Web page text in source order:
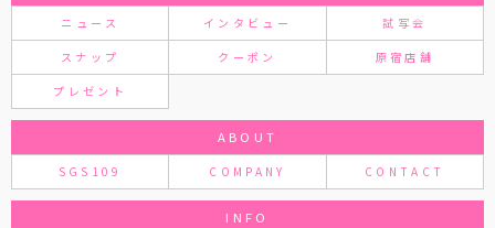
ニュース インタビュー 試写会
スナップ クーポン 原宿店舗
プレゼント
ABOUT
SGS109 COMPANY CONTACT
INFO